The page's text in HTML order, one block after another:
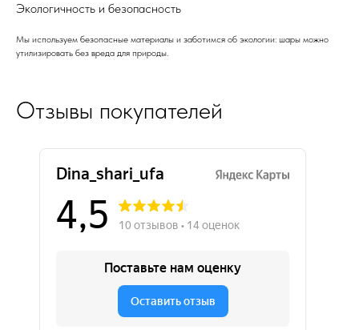
Экологичность и безопасность
Мы используем безопасные материалы и заботимся об экологии: шары можно
утилизировать без вреда для природы.
Отзывы покупателей